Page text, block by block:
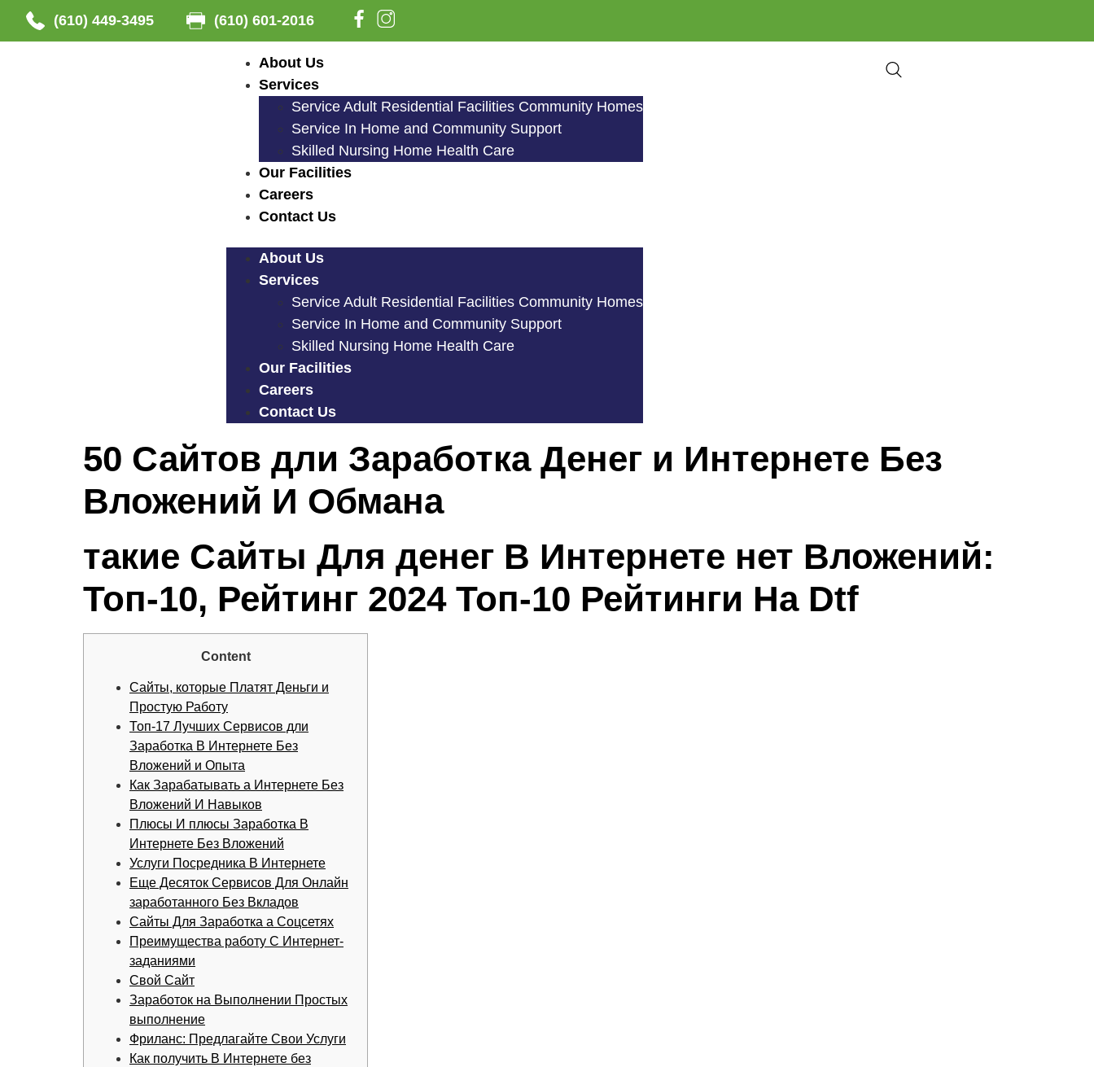
(610) 449-3495 (610) 601-2016
About Us
Services
Service Adult Residential Facilities Community Homes
Service In Home and Community Support
Skilled Nursing Home Health Care
Our Facilities
Careers
Contact Us
About Us
Services
Service Adult Residential Facilities Community Homes
Service In Home and Community Support
Skilled Nursing Home Health Care
Our Facilities
Careers
Contact Us
50 Сайтов дли Заработка Денег и Интернете Без
Вложений И Обмана
такие Сайты Для денег В Интернете нет Вложений:
Топ-10, Рейтинг 2024 Топ-10 Рейтинги На Dtf
Content
Сайты, которые Платят Деньги и
Простую Работу
Топ-17 Лучших Сервисов дли
Заработка В Интернете Без
Вложений и Опыта
Как Зарабатывать а Интернете Без
Вложений И Навыков
Плюсы И плюсы Заработка В
Интернете Без Вложений
Услуги Посредника В Интернете
Еще Десяток Сервисов Для Онлайн
заработанного Без Вкладов
Сайты Для Заработка а Соцсетях
Преимущества работу С Интернет-
заданиями
Свой Сайт
Заработок на Выполнении Простых
выполнение
Фриланс: Предлагайте Свои Услуги
Как получить В Интернете без